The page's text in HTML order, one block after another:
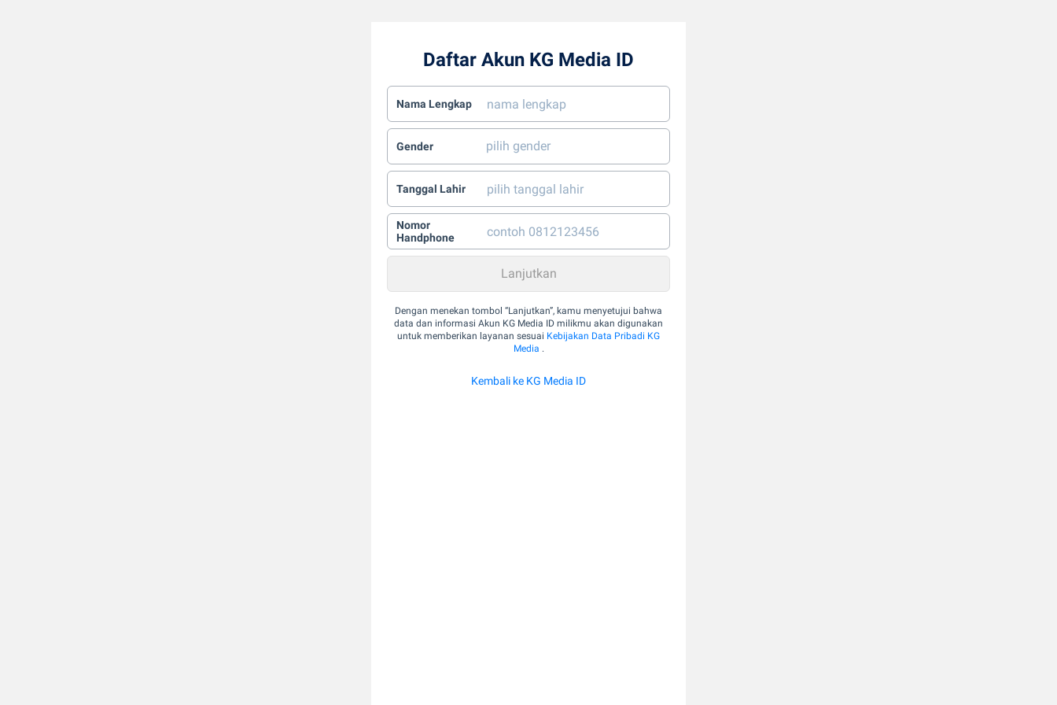
Daftar Akun KG Media ID
Nama Lengkap
Gender
Tanggal Lahir
Nomor
Handphone
Dengan menekan tombol “Lanjutkan”, kamu menyetujui bahwa
data dan informasi Akun KG Media ID milikmu akan digunakan
untuk memberikan layanan sesuai Kebijakan Data Pribadi KG
Media .
Kembali ke KG Media ID